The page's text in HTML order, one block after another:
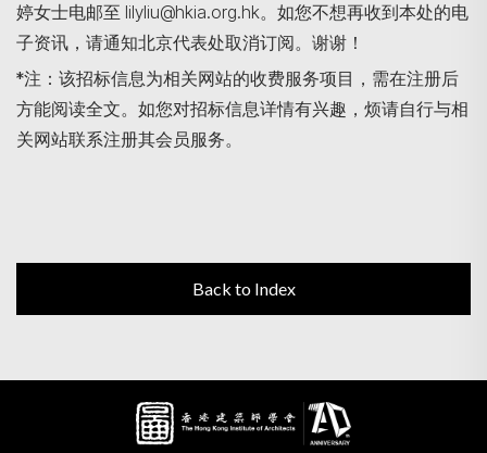
婷女士电邮至 lilyliu@hkia.org.hk。如您不想再收到本处的电
子资讯，请通知北京代表处取消订阅。谢谢！
*注：该招标信息为相关网站的收费服务项目，需在注册后
方能阅读全文。如您对招标信息详情有兴趣，烦请自行与相
关网站联系注册其会员服务。
Back to Index